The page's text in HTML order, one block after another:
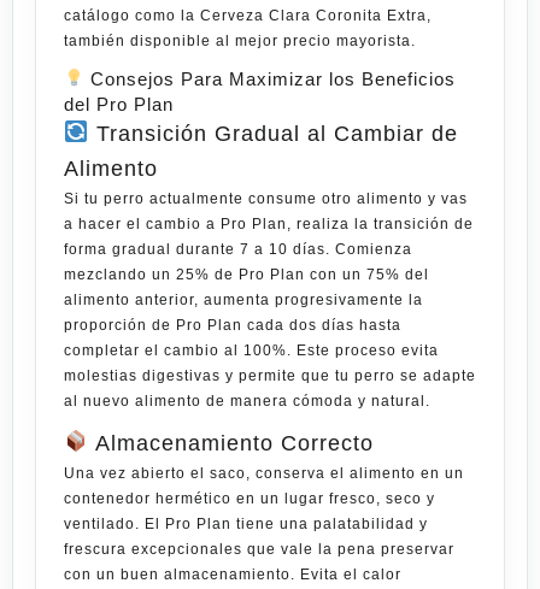
catálogo como la Cerveza Clara Coronita Extra
también disponible al mejor precio mayorista.
Consejos Para Maximizar los Beneficios
del Pro Plan
Transición Gradual al Cambiar de
Alimento
Si tu perro actualmente consume otro alimento y vas
a hacer el cambio a Pro Plan, realiza la transición de
forma gradual durante 7 a 10 días. Comienza
mezclando un 25% de Pro Plan con un 75% del
alimento anterior, aumenta progresivamente la
proporción de Pro Plan cada dos días hasta
completar el cambio al 100%. Este proceso evita
molestias digestivas y permite que tu perro se adapte
al nuevo alimento de manera cómoda y natural.
Almacenamiento Correcto
Una vez abierto el saco, conserva el alimento en un
contenedor hermético en un lugar fresco, seco y
ventilado. El Pro Plan tiene una palatabilidad y
frescura excepcionales que vale la pena preservar
con un buen almacenamiento. Evita el calor